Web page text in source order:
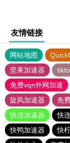
友情链接
网站地图
坚果加速器
免费vqn外网加速
旋风加速器
免
快连加速器
快
快鸭加速器
快